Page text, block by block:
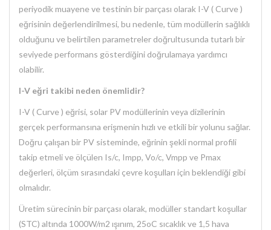
periyodik muayene ve testinin bir parçası olarak I-V ( Curve )
eğrisinin değerlendirilmesi, bu nedenle, tüm modüllerin sağlıklı
olduğunu ve belirtilen parametreler doğrultusunda tutarlı bir
seviyede performans gösterdiğini doğrulamaya yardımcı
olabilir.
I-V eğri takibi neden önemlidir?
I-V ( Curve ) eğrisi, solar PV modüllerinin veya dizilerinin
gerçek performansına erişmenin hızlı ve etkili bir yolunu sağlar.
Doğru çalışan bir PV sisteminde, eğrinin şekli normal profili
takip etmeli ve ölçülen Is/c, Impp, Vo/c, Vmpp ve Pmax
değerleri, ölçüm sırasındaki çevre koşulları için beklendiği gibi
olmalıdır.
Üretim sürecinin bir parçası olarak, modüller standart koşullar
(STC) altında 1000W/m2 ışınım, 25oC sıcaklık ve 1,5 hava